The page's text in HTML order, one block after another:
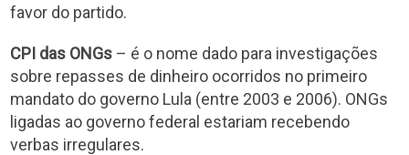
favor do partido.
CPI das ONGs – é o nome dado para investigações
sobre repasses de dinheiro ocorridos no primeiro
mandato do governo Lula (entre 2003 e 2006). ONGs
ligadas ao governo federal estariam recebendo
verbas irregulares.